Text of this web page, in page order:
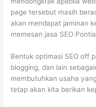
page tersebut masih
akan mendapat jaminan
memesan jasa SEO
Bentuk optimasi SEO off
blogging, dan lain
membutuhkan usaha
tetap akan kita berikan